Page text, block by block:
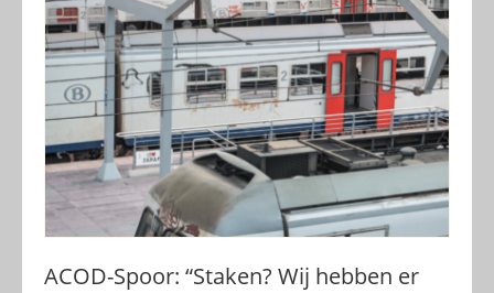
ACOD-Spoor: “Staken? Wij hebben er